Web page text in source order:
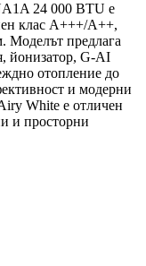
24 000 BTU е
клас A+++/A++,
Моделът предлага
йонизатор, G-AI
отопление до
и модерни
White е отличен
и просторни